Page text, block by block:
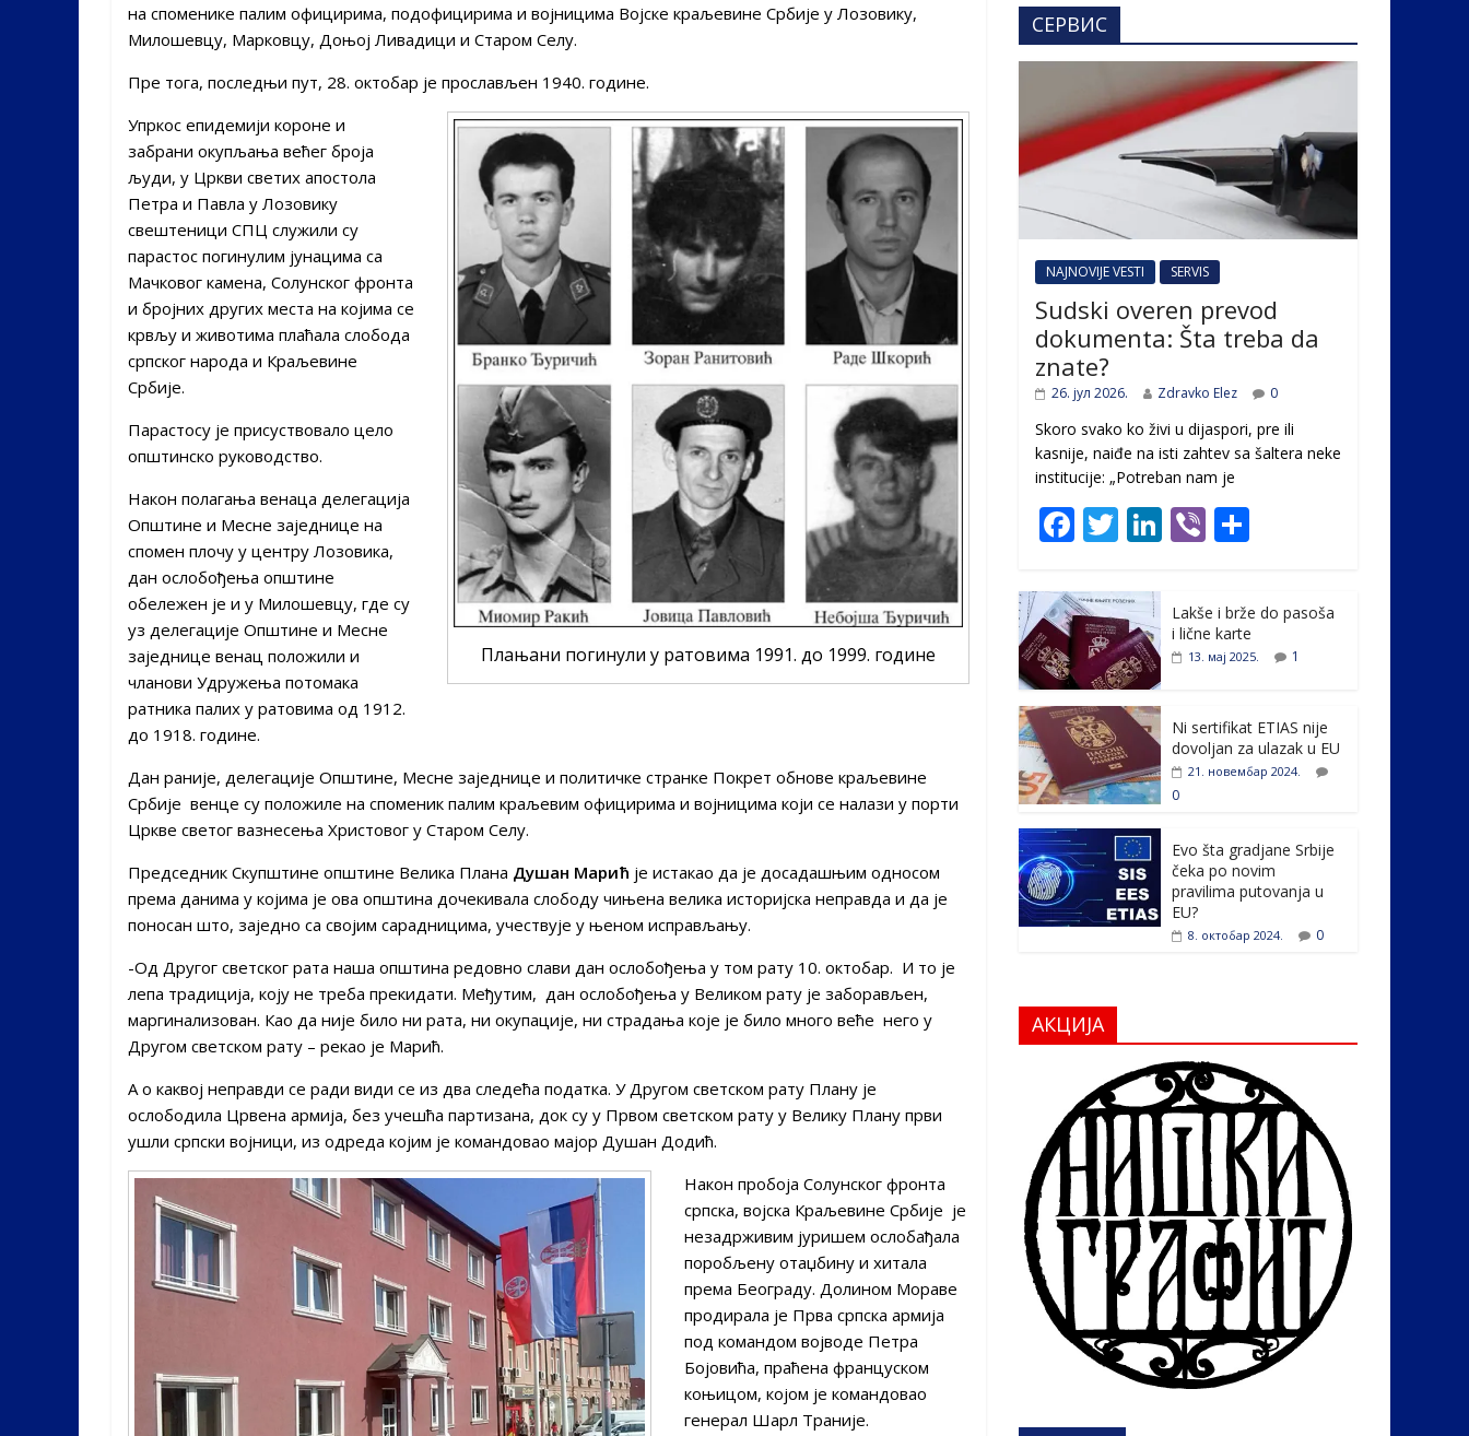
на споменике палим официрима, подофицирима и војницима Војске краљевине Србије у Лозовику,
Милошевцу, Марковцу, Доњој Ливадици и Старом Селу.
Пре тога, последњи пут, 28. октобар је прослављен 1940. године.
Плањани погинули у ратовима 1991. до 1999. године
Упркос епидемији короне и
забрани окупљања већег броја
људи, у Цркви светих апостола
Петра и Павла у Лозовику
свештеници СПЦ служили су
парастос погинулим јунацима са
Мачковог камена, Солунског фронта
и бројних других места на којима се
крвљу и животима плаћала слобода
српског народа и Краљевине
Србије.
Парастосу је присуствовало цело
општинско руководство.
Након полагања венаца делегација
Општине и Месне заједнице на
спомен плочу у центру Лозовика,
дан ослобођења општине
обележен је и у Милошевцу, где су
уз делегације Општине и Месне
заједнице венац положили и
чланови Удружења потомака
ратника палих у ратовима од 1912.
до 1918. године.
Дан раније, делегације Општине, Месне заједнице и политичке странке Покрет обнове краљевине
Србије венце су положиле на споменик палим краљевим официрима и војницима који се налази у порти
Цркве светог вазнесења Христовог у Старом Селу.
Председник Скупштине општине Велика Плана Душан Марић је истакао да је досадашњим односом
према данима у којима је ова општина дочекивала слободу чињена велика историјска неправда и да је
поносан што, заједно са својим сарадницима, учествује у њеном исправљању.
-Од Другог светског рата наша општина редовно слави дан ослобођења у том рату 10. октобар. И то је
лепа традиција, коју не треба прекидати. Међутим, дан ослобођења у Великом рату је заборављен,
маргинализован. Као да није било ни рата, ни окупације, ни страдања које је било много веће него у
Другом светском рату – рекао је Марић.
А о каквој неправди се ради види се из два следећа податка. У Другом светском рату Плану је
ослободила Црвена армија, без учешћа партизана, док су у Првом светском рату у Велику Плану први
ушли српски војници, из одреда којим је командовао мајор Душан Додић.
Након пробоја Солунског фронта
српска, војска Краљевине Србије је
незадрживим јуришем ослобађала
поробљену отаџбину и хитала
према Београду. Долином Мораве
продирала је Прва српска армија
под командом војводе Петра
Бојовића, праћена француском
коњицом, којом је командовао
генерал Шарл Траније.
СЕРВИС
NAJNOVIJE VESTI SERVIS
Sudski overen prevod
dokumenta: Šta treba da
znate?
26. јул 2026. Zdravko Elez 0
Skoro svako ko živi u dijaspori, pre ili
kasnije, naiđe na isti zahtev sa šaltera neke
institucije: „Potreban nam je
F
e
b
o
o
k
T
itt
er
Li
e
dI
Vi
er ar
e
Lakše i brže do pasoša
i lične karte
13. мај 2025. 1
Ni sertifikat ETIAS nije
dovoljan za ulazak u EU
21. новембар 2024.
0
Evo šta gradjane Srbije
čeka po novim
pravilima putovanja u
EU?
8. октобар 2024. 0
АКЦИЈА